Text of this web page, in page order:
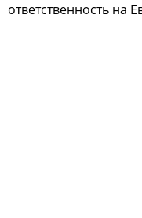
ответственность на